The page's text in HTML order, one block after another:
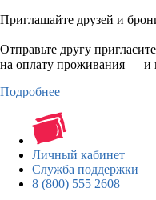
Приглашайте друзей и
Отправьте другу
на оплату проживания — и
Подробнее
Личный кабинет
Служба поддержки
8 (800) 555 2608